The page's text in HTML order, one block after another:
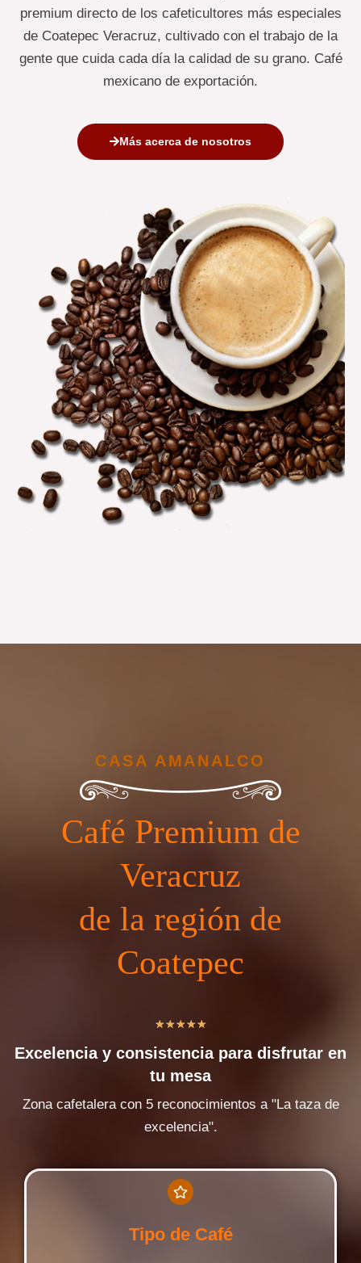
premium directo de los cafeticultores más especiales
de Coatepec Veracruz, cultivado con el trabajo de la
gente que cuida cada día la calidad de su grano. Café
mexicano de exportación.
Más acerca de nosotros
CASA AMANALCO
Café Premium de
Veracruz
de la región de
Coatepec
★★★★★
Excelencia y consistencia para disfrutar en
tu mesa
Zona cafetalera con 5 reconocimientos a "La taza de
excelencia".
Tipo de Café